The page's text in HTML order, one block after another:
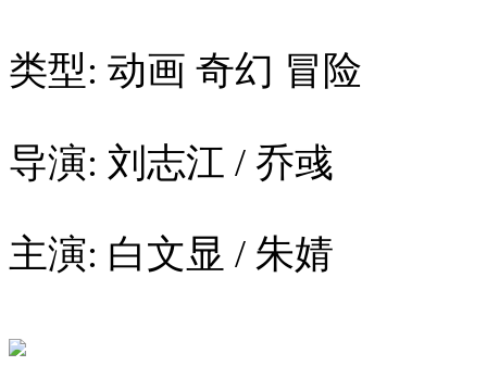
类型: 动画 奇幻 冒险
导演: 刘志江 / 乔彧
主演: 白文显 / 朱婧